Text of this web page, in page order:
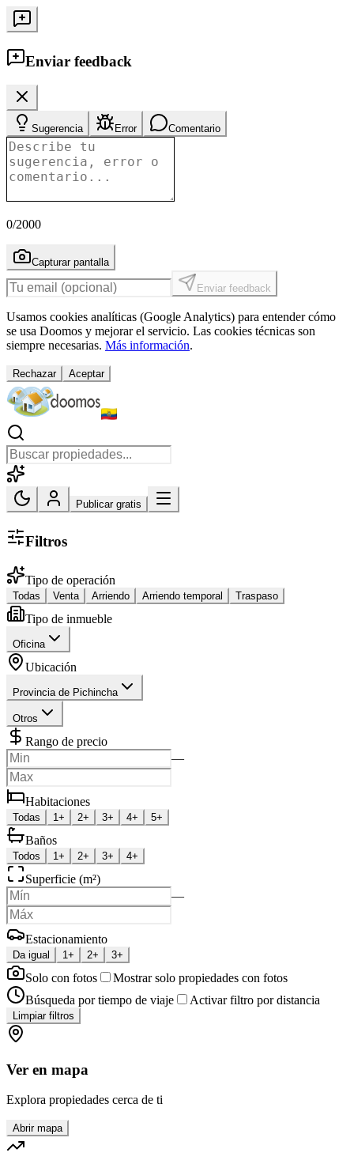
Enviar feedback
Sugerencia Error Comentario
0/2000
Capturar pantalla
Enviar feedback
Usamos cookies analíticas (Google Analytics) para entender cómo
se usa Doomos y mejorar el servicio. Las cookies técnicas son
siempre necesarias. Más información.
Rechazar Aceptar
Publicar gratis
Filtros
Tipo de operación
Todas Venta Arriendo Arriendo temporal Traspaso
Tipo de inmueble
Oficina
Ubicación
Provincia de Pichincha
Otros
Rango de precio
—
Habitaciones
Todas 1+ 2+ 3+ 4+ 5+
Baños
Todos 1+ 2+ 3+ 4+
Superficie (m²)
—
Estacionamiento
Da igual 1+ 2+ 3+
Solo con fotos
Mostrar solo propiedades con fotos
Búsqueda por tiempo de viaje
Activar filtro por distancia
Limpiar filtros
Ver en mapa
Explora propiedades cerca de ti
Abrir mapa